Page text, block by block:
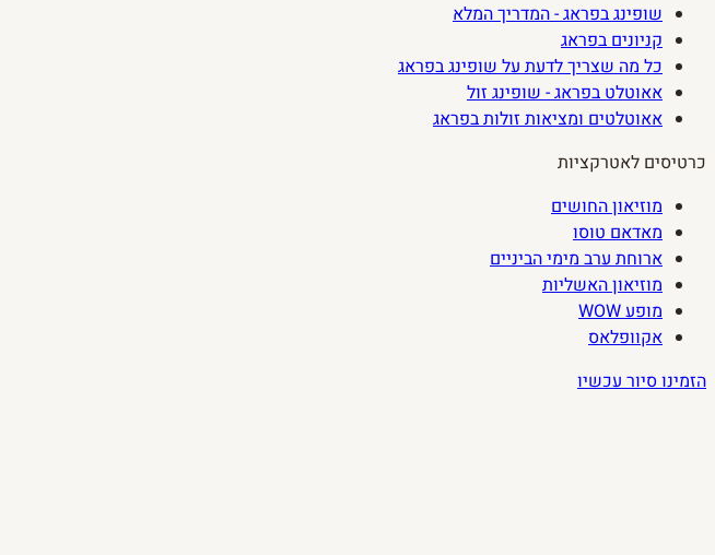
שופינג בפראג - המדריך המלא
קניונים בפראג
כל מה שצריך לדעת על שופינג בפראג
אאוטלט בפראג - שופינג זול
אאוטלטים ומציאות זולות בפראג
כרטיסים לאטרקציות
מוזיאון החושים
מאדאם טוסו
ארוחת ערב מימי הביניים
מוזיאון האשליות
מופע WOW
אקוופלאס
הזמינו סיור עכשיו